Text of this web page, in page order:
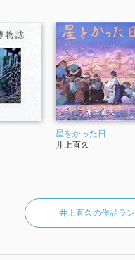
星をかった日
井上直久
井上直久の作品ラ